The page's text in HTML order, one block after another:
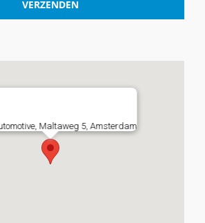
Maltaweg 5, Amsterdam